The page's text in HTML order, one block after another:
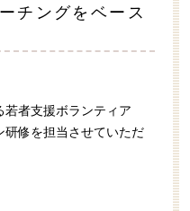
チングをベース
者支援ボランティア
研修を担当させていただ